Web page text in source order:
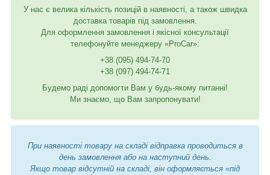
У нас є велика кількість позицій в наявності, а також швидка
доставка товарів під замовлення.
Для оформлення замовлення і якісної консультації
телефонуйте менеджеру «ProCar»:
+38 (095) 494-74-70
+38 (097) 494-74-71
Будемо раді допомогти Вам у будь-якому питанні!
Ми знаємо, що Вам запропонувати!
При наявності товару на складі відправка проводиться в
день замовлення або на наступний день.
Якщо товар відсутній на складі, він оформляється «під